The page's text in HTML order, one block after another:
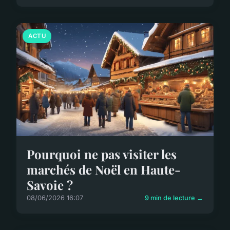
ACTU
Pourquoi ne pas visiter les
marchés de Noël en Haute-
Savoie ?
08/06/2026 16:07 9 min de lecture →